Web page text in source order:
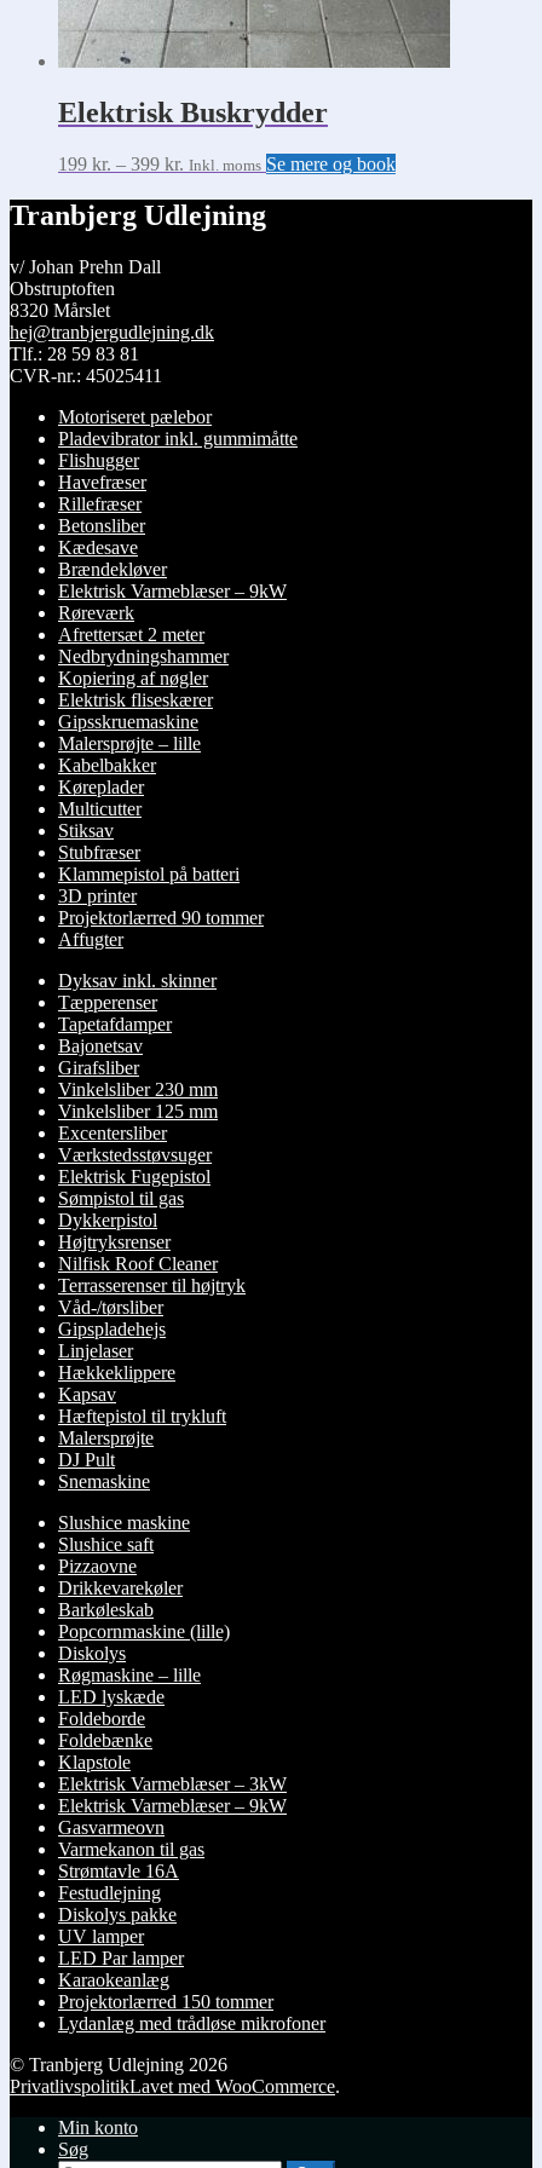
Elektrisk Buskrydder
199 kr. – 399 kr. Prisinterval:
til
399 kr.
Inkl. moms Se mere og bookDette
har
Tranbjerg Udlejning
v/ Johan Prehn Dall
Obstruptoften
8320 Mårslet
hej@tranbjergudlejning.dk
Tlf.: 28 59 83 81
CVR-nr.: 45025411
Motoriseret pælebor
Pladevibrator inkl. gummimåtte
Flishugger
Havefræser
Rillefræser
Betonsliber
Kædesave
Brændekløver
Elektrisk Varmeblæser – 9kW
Røreværk
Afrettersæt 2 meter
Nedbrydningshammer
Kopiering af nøgler
Elektrisk fliseskærer
Gipsskruemaskine
Malersprøjte – lille
Kabelbakker
Køreplader
Multicutter
Stiksav
Stubfræser
Klammepistol på batteri
3D printer
Projektorlærred 90 tommer
Affugter
Dyksav inkl. skinner
Tæpperenser
Tapetafdamper
Bajonetsav
Girafsliber
Vinkelsliber 230 mm
Vinkelsliber 125 mm
Excentersliber
Værkstedsstøvsuger
Elektrisk Fugepistol
Sømpistol til gas
Dykkerpistol
Højtryksrenser
Nilfisk Roof Cleaner
Terrasserenser til højtryk
Våd-/tørsliber
Gipspladehejs
Linjelaser
Hækkeklippere
Kapsav
Hæftepistol til trykluft
Malersprøjte
DJ Pult
Snemaskine
Slushice maskine
Slushice saft
Pizzaovne
Drikkevarekøler
Barkøleskab
Popcornmaskine (lille)
Diskolys
Røgmaskine – lille
LED lyskæde
Foldeborde
Foldebænke
Klapstole
Elektrisk Varmeblæser – 3kW
Elektrisk Varmeblæser – 9kW
Gasvarmeovn
Varmekanon til gas
Strømtavle 16A
Festudlejning
Diskolys pakke
UV lamper
LED Par lamper
Karaokeanlæg
Projektorlærred 150 tommer
Lydanlæg med trådløse mikrofoner
© Tranbjerg Udlejning 2026
PrivatlivspolitikLavet med WooCommerce.
Min konto
Søg